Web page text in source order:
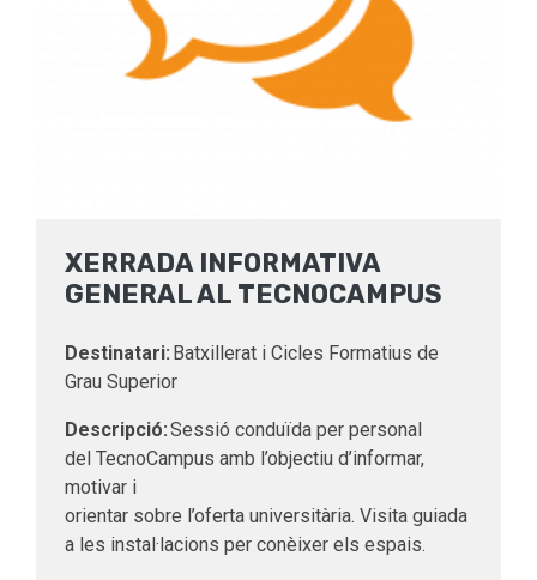
XERRADA INFORMATIVA
GENERAL AL TECNOCAMPUS
Destinatari: Batxillerat i Cicles Formatius de
Grau Superior
Descripció:Sessió conduïda per personal
del TecnoCampus amb l’objectiu d’informar,
motivar i
orientar sobre l’oferta universitària. Visita guiada
a les instal·lacions per conèixer els espais.